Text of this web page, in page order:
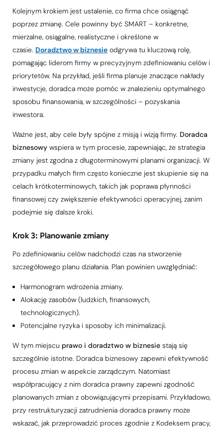
Kolejnym krokiem jest ustalenie, co firma chce osiągnąć
poprzez zmianę. Cele powinny być SMART – konkretne,
mierzalne, osiągalne, realistyczne i określone w
czasie. Doradztwo w biznesie odgrywa tu kluczową rolę,
pomagając liderom firmy w precyzyjnym zdefiniowaniu celów i
priorytetów. Na przykład, jeśli firma planuje znaczące nakłady
inwestycje, doradca może pomóc w znalezieniu optymalnego
sposobu finansowania, w szczególności – pozyskania
inwestora.
Ważne jest, aby cele były spójne z misją i wizją firmy. Doradca
biznesowy wspiera w tym procesie, zapewniając, że strategia
zmiany jest zgodna z długoterminowymi planami organizacji. W
przypadku małych firm często konieczne jest skupienie się na
celach krótkoterminowych, takich jak poprawa płynności
finansowej czy zwiększenie efektywności operacyjnej, zanim
podejmie się dalsze kroki.
Krok 3: Planowanie zmiany
Po zdefiniowaniu celów nadchodzi czas na stworzenie
szczegółowego planu działania. Plan powinien uwzględniać:
Harmonogram wdrożenia zmiany.
Alokację zasobów (ludzkich, finansowych,
technologicznych).
Potencjalne ryzyka i sposoby ich minimalizacji.
W tym miejscu prawo i doradztwo w biznesie stają się
szczególnie istotne. Doradca biznesowy zapewni efektywność
procesu zmian w aspekcie zarządczym. Natomiast
współpracujący z nim doradca prawny zapewni zgodność
planowanych zmian z obowiązującymi przepisami. Przykładowo,
przy restrukturyzacji zatrudnienia doradca prawny może
wskazać, jak przeprowadzić proces zgodnie z Kodeksem pracy,